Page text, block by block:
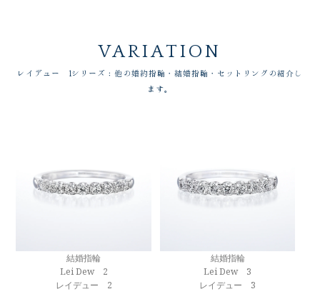
VARIATION
レイデュー 1シリーズ：他の婚約指輪・結婚指輪・セットリングの紹介し
ます。
結婚指輪
Lei Dew 2
レイデュー 2
結婚指輪
Lei Dew 3
レイデュー 3